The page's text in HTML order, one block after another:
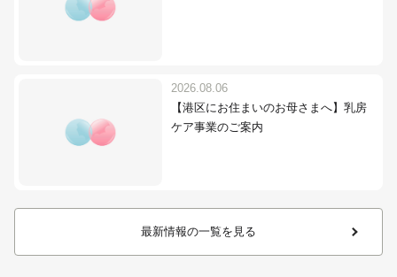
2026.08.06
【港区にお住まいのお母さまへ】乳房
ケア事業のご案内
最新情報の一覧を見る